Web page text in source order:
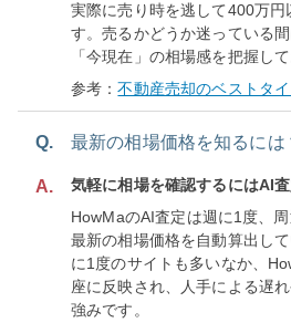
実際に売り時を逃して400万円
す。売るかどうか迷っている
「今現在」の相場感を把握し
参考：不動産売却のベストタ
Q. 最新の相場価格を知るには
A.
気軽に相場を確認するにはAI査
HowMaのAI査定は週に1度、周
最新の相場価格を自動算出し
に1度のサイトも多いなか、
座に反映され、人手による遅
強みです。